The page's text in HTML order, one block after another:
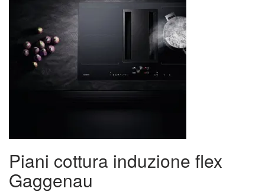
Piani cottura induzione flex
Gaggenau